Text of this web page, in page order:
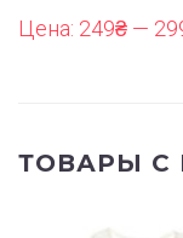
Цена: 249₴ —
ТОВАРЫ С